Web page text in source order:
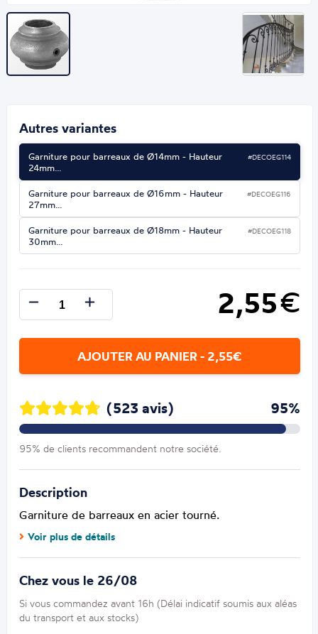
Autres variantes
Garniture pour barreaux de Ø14mm - Hauteur
24mm…
#DECOEG114
Garniture pour barreaux de Ø16mm - Hauteur
27mm…
#DECOEG116
Garniture pour barreaux de Ø18mm - Hauteur
30mm…
#DECOEG118
2,55€
AJOUTER AU PANIER - 2,55€
(523 avis) 95%
95% de clients recommandent notre société.
Description
Garniture de barreaux en acier tourné.
Voir plus de détails
Chez vous le 26/08
Si vous commandez avant 16h (Délai indicatif soumis aux aléas
du transport et aux stocks)